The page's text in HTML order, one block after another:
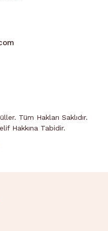
Tüm Hakları Saklıdır.
Hakkına Tabidir.